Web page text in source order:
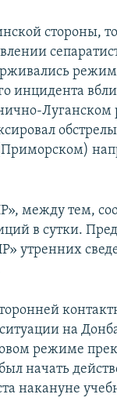
КРЫМА
стороны,
инцидента
Луганском
между тем,
в сутки.
утренних
на
режиме
начать
накануне